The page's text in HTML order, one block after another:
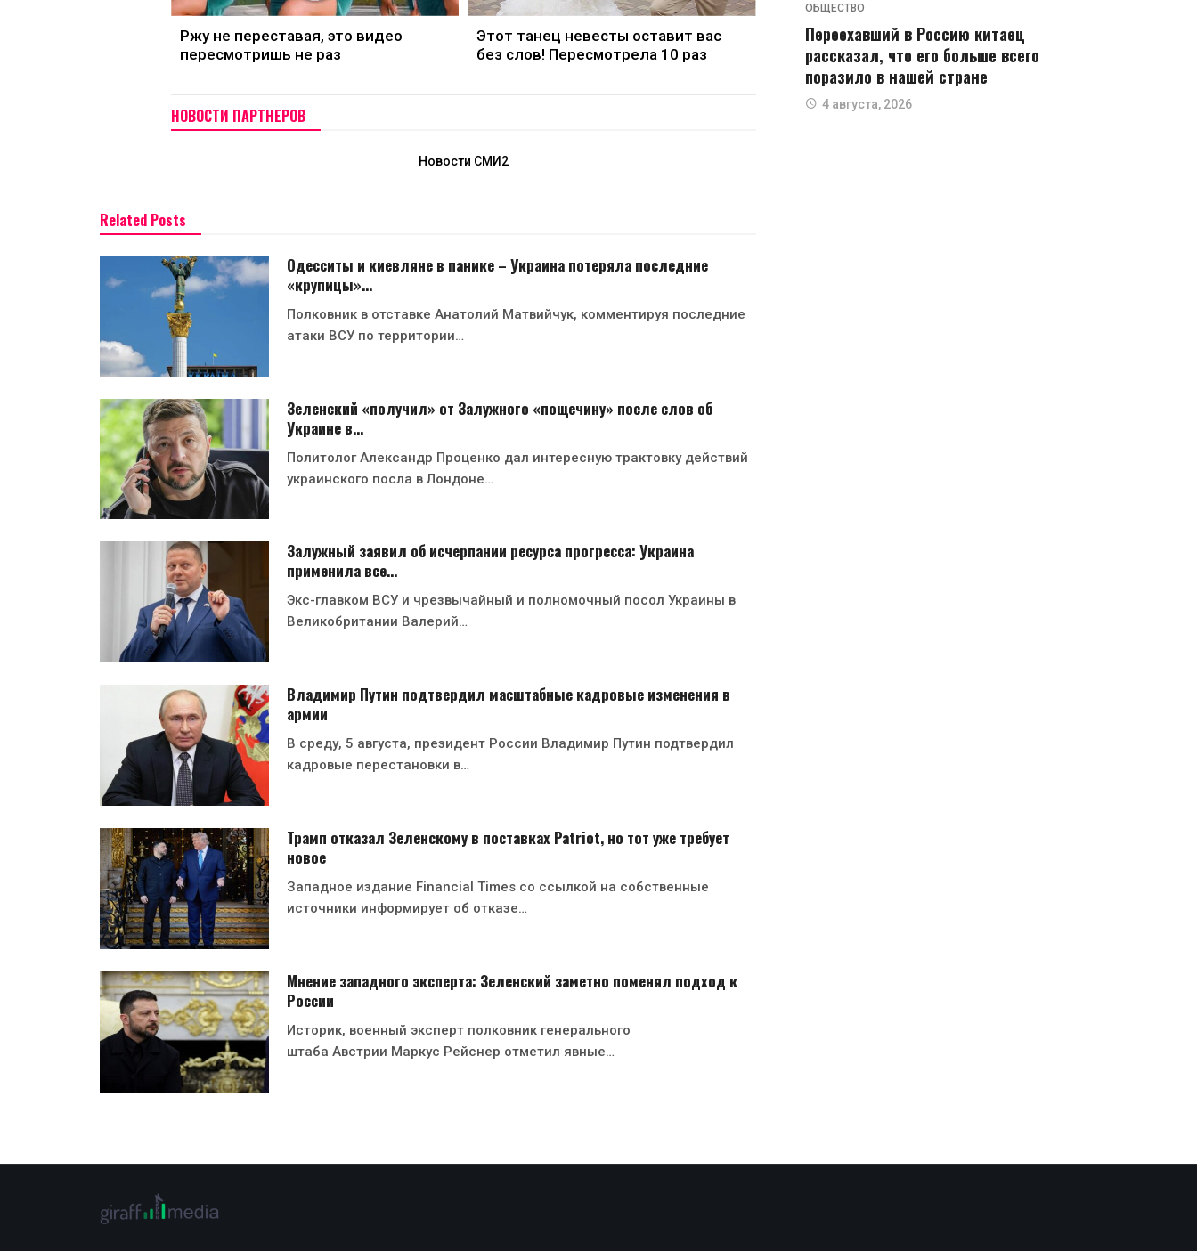
Ржу не переставая, это видео
пересмотришь не раз
Этот танец невесты оставит вас
без слов! Пересмотрела 10 раз
НОВОСТИ ПАРТНЕРОВ
Новости СМИ2
Related Posts
Одесситы и киевляне в панике – Украина потеряла последние
«крупицы»…
Полковник в отставке Анатолий Матвийчук, комментируя последние
атаки ВСУ по территории…
Зеленский «получил» от Залужного «пощечину» после слов об
Украине в…
Политолог Александр Проценко дал интересную трактовку действий
украинского посла в Лондоне…
Залужный заявил об исчерпании ресурса прогресса: Украина
применила все…
Экс-главком ВСУ и чрезвычайный и полномочный посол Украины в
Великобритании Валерий…
Владимир Путин подтвердил масштабные кадровые изменения в
армии
В среду, 5 августа, президент России Владимир Путин подтвердил
кадровые перестановки в…
Трамп отказал Зеленскому в поставках Patriot, но тот уже требует
новое
Западное издание Financial Times со ссылкой на собственные
источники информирует об отказе…
Мнение западного эксперта: Зеленский заметно поменял подход к
России
Историк, военный эксперт полковник генерального
штаба Австрии Маркус Рейснер отметил явные…
ОБЩЕСТВО
Переехавший в Россию китаец
рассказал, что его больше всего
поразило в нашей стране
4 августа, 2026